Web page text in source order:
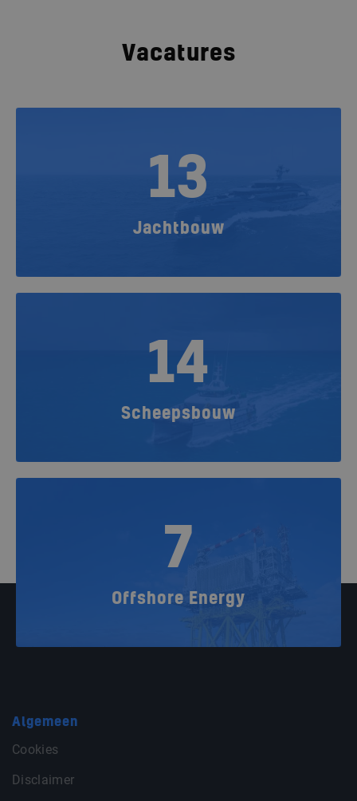
Vacatures
13
Jachtbouw
14
Scheepsbouw
7
Offshore Energy
Algemeen
Cookies
Disclaimer